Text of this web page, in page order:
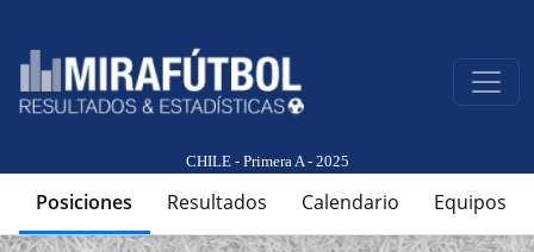
CHILE - Primera A - 2025
Posiciones Resultados Calendario Equipos